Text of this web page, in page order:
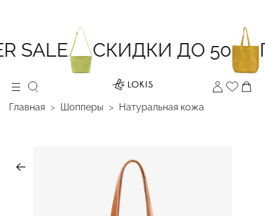
SALE СКИДКИ ДО 50
Главная Шопперы Натуральная кожа